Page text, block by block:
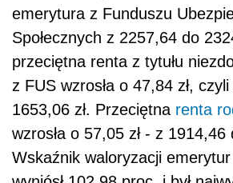
emerytura z Funduszu
Społecznych z 2257,64 do
przeciętna renta z tytułu
z FUS wzrosła o 47,84 zł,
1653,06 zł. Przeciętna renta
wzrosła o 57,05 zł - z 1914,46
Wskaźnik waloryzacji